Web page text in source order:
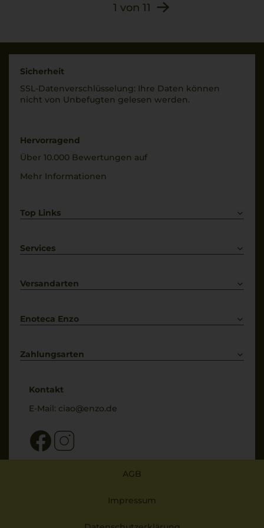
1 von 11
Sicherheit
SSL-Daten­verschlüs­selung: Ihre Daten können
nicht von Unbe­fugten gelesen werden.
Hervorragend
Über 10.000 Bewertungen auf
Mehr Informationen
Top Links
Weißwein
Services
Kontakt
Versandarten
Enoteca Enzo
Bewertungs-Richtlinien
Zahlungsarten
Kontakt
E-Mail: ciao@enzo.de
AGB
Impressum